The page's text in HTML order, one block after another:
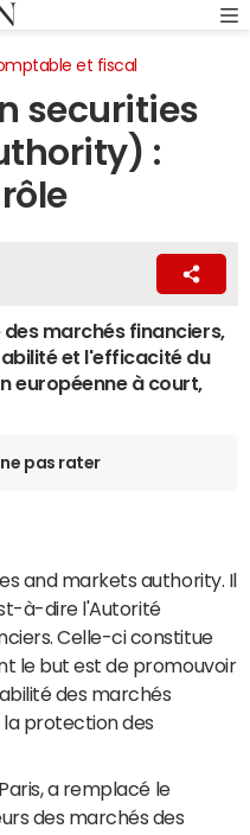
et fiscal
securities
:
des marchés financiers,
et l'efficacité du
européenne à court,
pas rater
and markets authority. Il
à-dire l'Autorité
Celle-ci constitue
le but est de promouvoir
des marchés
la protection des
a remplacé le
des marchés des